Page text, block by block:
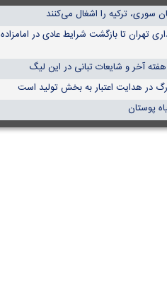
سوری، ترکیه را اشغال می‌کنند
نیروی شهرداری تهران تا بازگشت شرایط عادی در امامزاده
آخر و شایعات تبانی در این لیگ
در هدایت اعتبار به بخش تولید است
پوستان